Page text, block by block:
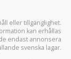
eller tillgänglighet.
kan erhållas
endast annonsera
svenska lagar.